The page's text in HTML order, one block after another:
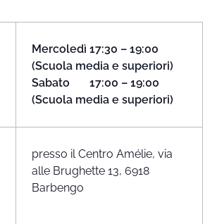
Mercoledì 17:30 – 19:00
(Scuola media e superiori)
Sabato 17:00 – 19:00
(Scuola media e superiori)
presso il Centro Amélie, via
alle Brughette 13, 6918
Barbengo